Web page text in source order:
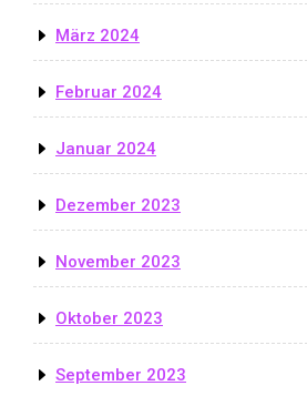
März 2024
Februar 2024
Januar 2024
Dezember 2023
November 2023
Oktober 2023
September 2023